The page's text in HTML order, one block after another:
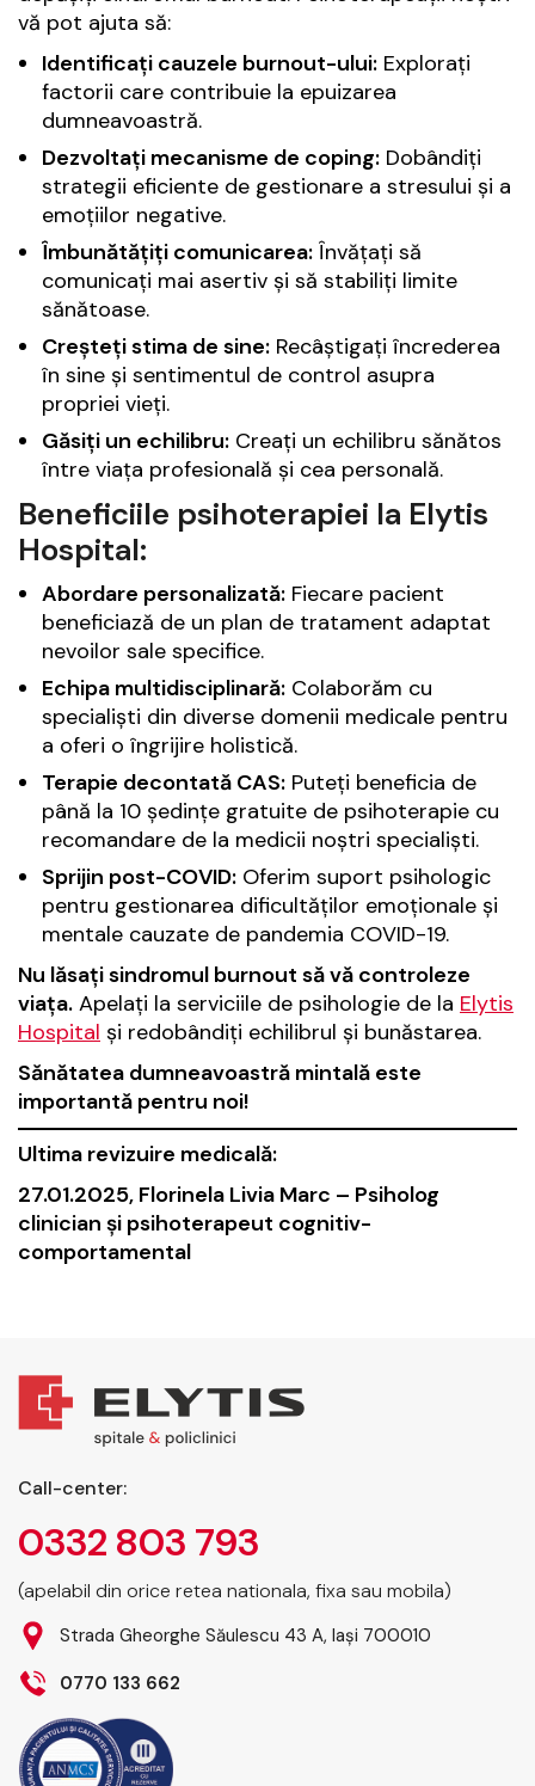
vă pot ajuta să:
Identificați cauzele burnout-ului: Explorați
factorii care contribuie la epuizarea
dumneavoastră.
Dezvoltați mecanisme de coping: Dobândiți
strategii eficiente de gestionare a stresului și a
emoțiilor negative.
Îmbunătățiți comunicarea: Învățați să
comunicați mai asertiv și să stabiliți limite
sănătoase.
Creșteți stima de sine: Recâștigați încrederea
în sine și sentimentul de control asupra
propriei vieți.
Găsiți un echilibru: Creați un echilibru sănătos
între viața profesională și cea personală.
Beneficiile psihoterapiei la Elytis
Hospital:
Abordare personalizată: Fiecare pacient
beneficiază de un plan de tratament adaptat
nevoilor sale specifice.
Echipa multidisciplinară: Colaborăm cu
specialiști din diverse domenii medicale pentru
a oferi o îngrijire holistică.
Terapie decontată CAS: Puteți beneficia de
până la 10 ședințe gratuite de psihoterapie cu
recomandare de la medicii noștri specialiști.
Sprijin post-COVID: Oferim suport psihologic
pentru gestionarea dificultăților emoționale și
mentale cauzate de pandemia COVID-19.
Nu lăsați sindromul burnout să vă controleze
viața. Apelați la serviciile de psihologie de la Elytis
Hospital și redobândiți echilibrul și bunăstarea.
Sănătatea dumneavoastră mintală este
importantă pentru noi!
Ultima revizuire medicală:
27.01.2025, Florinela Livia Marc – Psiholog
clinician și psihoterapeut cognitiv-
comportamental
Call-center:
0332 803 793
(apelabil din orice retea nationala, fixa sau mobila)
Strada Gheorghe Săulescu 43 A, Iași 700010
0770 133 662